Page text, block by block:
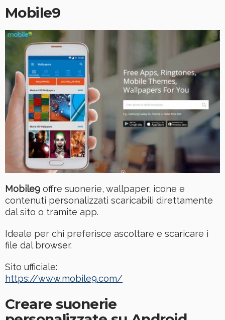
Mobile9
Mobile9 offre suonerie, wallpaper, icone e
contenuti personalizzati scaricabili direttamente
dal sito o tramite app.
Ideale per chi preferisce ascoltare e scaricare i
file dal browser.
Sito ufficiale:
https://www.mobile9.com/
Creare suonerie